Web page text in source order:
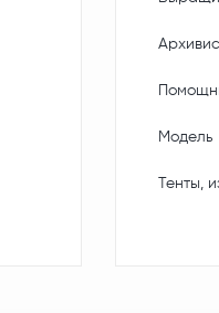
Модель
Тенты,